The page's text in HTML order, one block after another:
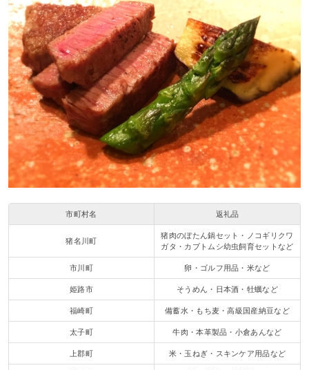
市町村名 返礼品
猪名川町
猪肉のぼたん鍋セット・ノコギリクワ
ガタ・カブトムシ幼虫飼育セットなど
市川町 卵・ゴルフ用品・米など
姫路市 そうめん・日本酒・牡蠣など
福崎町 備蓄水・もち麦・高級国産納豆など
太子町 牛肉・本革製品・小倉あんなど
上郡町 米・玉ねぎ・スキンケア用品など